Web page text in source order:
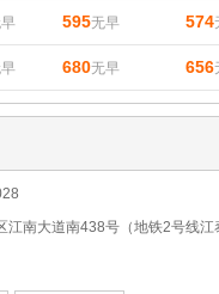
595无早 574
680无早 656
江南大道南438号（地铁2号线江